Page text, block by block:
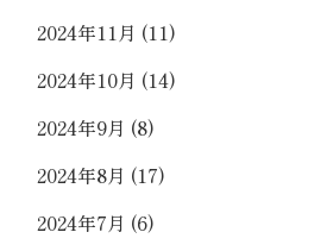
2024年11月 (11)
2024年10月 (14)
2024年9月 (8)
2024年8月 (17)
2024年7月 (6)